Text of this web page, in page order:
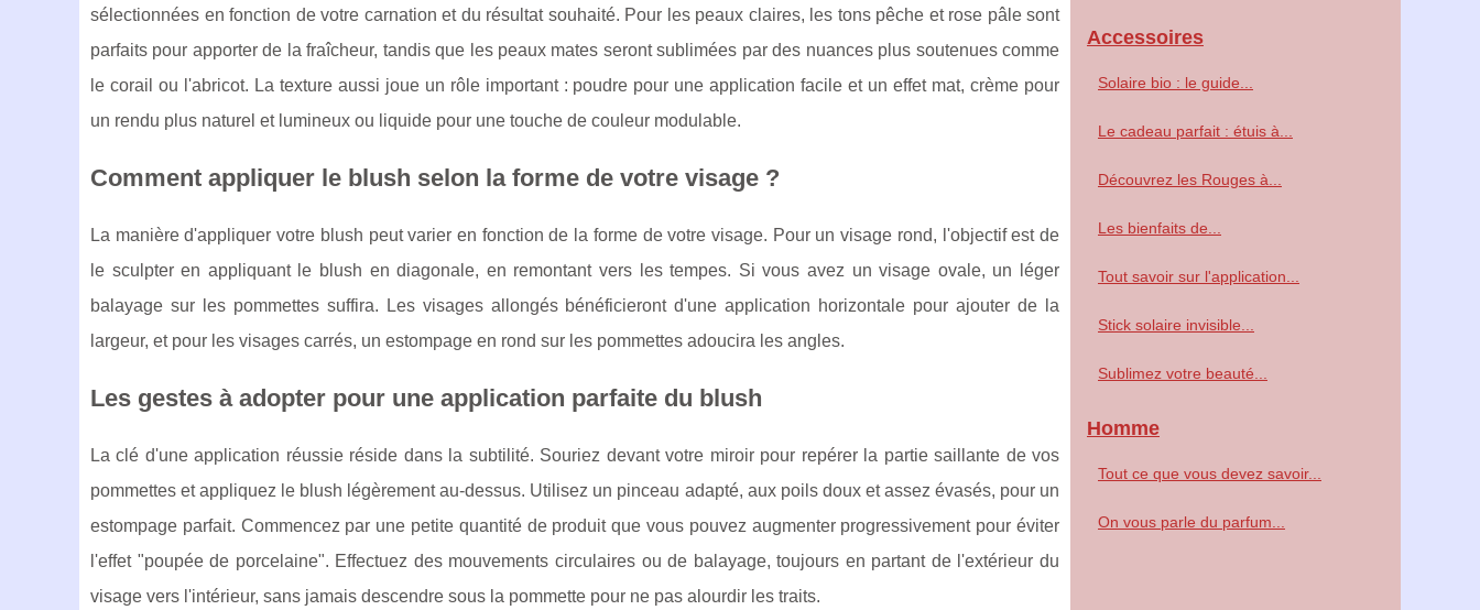
sélectionnées en fonction de votre carnation et du résultat souhaité. Pour les peaux claires, les tons pêche et rose pâle sont
parfaits pour apporter de la fraîcheur, tandis que les peaux mates seront sublimées par des nuances plus soutenues comme
le corail ou l'abricot. La texture aussi joue un rôle important : poudre pour une application facile et un effet mat, crème pour
un rendu plus naturel et lumineux ou liquide pour une touche de couleur modulable.
Comment appliquer le blush selon la forme de votre visage ?
La manière d'appliquer votre blush peut varier en fonction de la forme de votre visage. Pour un visage rond, l'objectif est de
le sculpter en appliquant le blush en diagonale, en remontant vers les tempes. Si vous avez un visage ovale, un léger
balayage sur les pommettes suffira. Les visages allongés bénéficieront d'une application horizontale pour ajouter de la
largeur, et pour les visages carrés, un estompage en rond sur les pommettes adoucira les angles.
Les gestes à adopter pour une application parfaite du blush
La clé d'une application réussie réside dans la subtilité. Souriez devant votre miroir pour repérer la partie saillante de vos
pommettes et appliquez le blush légèrement au-dessus. Utilisez un pinceau adapté, aux poils doux et assez évasés, pour un
estompage parfait. Commencez par une petite quantité de produit que vous pouvez augmenter progressivement pour éviter
l'effet "poupée de porcelaine". Effectuez des mouvements circulaires ou de balayage, toujours en partant de l'extérieur du
visage vers l'intérieur, sans jamais descendre sous la pommette pour ne pas alourdir les traits.
Accessoires
Solaire bio : le guide...
Le cadeau parfait : étuis à...
Découvrez les Rouges à...
Les bienfaits de...
Tout savoir sur l'application...
Stick solaire invisible...
Sublimez votre beauté...
Homme
Tout ce que vous devez savoir...
On vous parle du parfum...